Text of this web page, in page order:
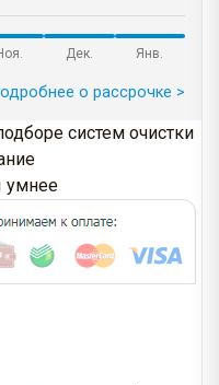
Дек. Янв.
о рассрочке >
систем очистки
умнее